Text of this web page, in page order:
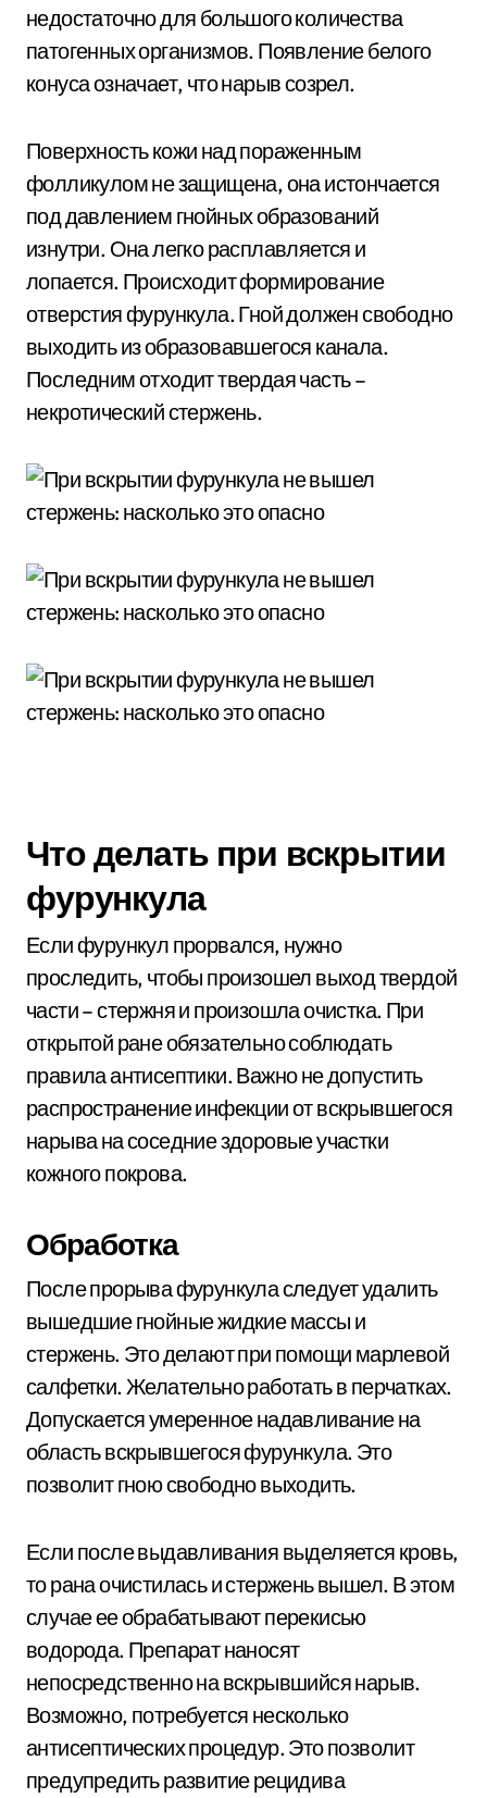
недостаточно для большого количества
патогенных организмов. Появление белого
конуса означает, что нарыв созрел.
Поверхность кожи над пораженным
фолликулом не защищена, она истончается
под давлением гнойных образований
изнутри. Она легко расплавляется и
лопается. Происходит формирование
отверстия фурункула. Гной должен свободно
выходить из образовавшегося канала.
Последним отходит твердая часть –
некротический стержень.
Что делать при вскрытии
фурункула
Если фурункул прорвался, нужно
проследить, чтобы произошел выход твердой
части – стержня и произошла очистка. При
открытой ране обязательно соблюдать
правила антисептики. Важно не допустить
распространение инфекции от вскрывшегося
нарыва на соседние здоровые участки
кожного покрова.
Обработка
После прорыва фурункула следует удалить
вышедшие гнойные жидкие массы и
стержень. Это делают при помощи марлевой
салфетки. Желательно работать в перчатках.
Допускается умеренное надавливание на
область вскрывшегося фурункула. Это
позволит гною свободно выходить.
Если после выдавливания выделяется кровь,
то рана очистилась и стержень вышел. В этом
случае ее обрабатывают перекисью
водорода. Препарат наносят
непосредственно на вскрывшийся нарыв.
Возможно, потребуется несколько
антисептических процедур. Это позволит
предупредить развитие рецидива